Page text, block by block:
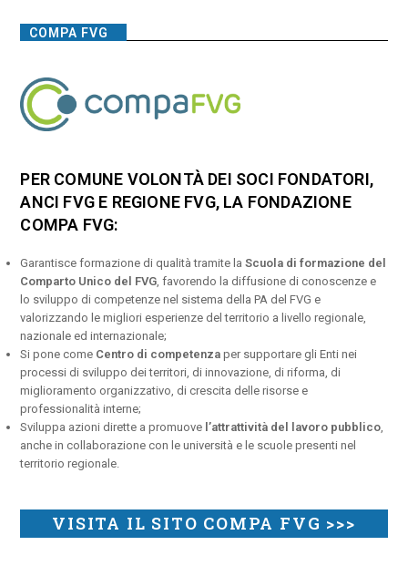
COMPA FVG
PER COMUNE VOLONTÀ DEI SOCI FONDATORI,
ANCI FVG E REGIONE FVG, LA FONDAZIONE
COMPA FVG:
Garantisce formazione di qualità tramite laScuola di formazione del
Comparto Unico del FVG , favorendo la diffusione di conoscenze e
lo sviluppo di competenze nel sistema della PA del FVG e
valorizzando le migliori esperienze del territorio a livello regionale,
nazionale ed internazionale;
Si pone come Centro di competenza per supportare gli Enti nei
processi di sviluppo dei territori, di innovazione, di riforma, di
miglioramento organizzativo, di crescita delle risorse e
professionalità interne;
Sviluppa azioni dirette a promuove l’attrattività del lavoro pubblico
anche in collaborazione con le università e le scuole presenti nel
territorio regionale.
VISITA IL SITO COMPA FVG >>>